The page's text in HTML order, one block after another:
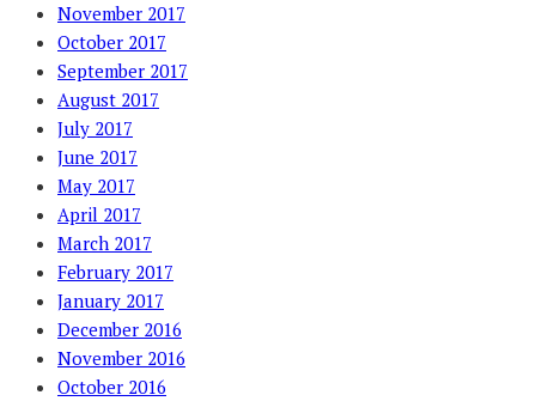
November 2017
October 2017
September 2017
August 2017
July 2017
June 2017
May 2017
April 2017
March 2017
February 2017
January 2017
December 2016
November 2016
October 2016